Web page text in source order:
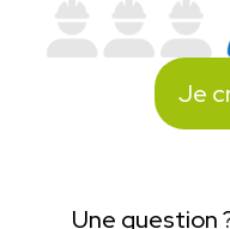
Je
Une question